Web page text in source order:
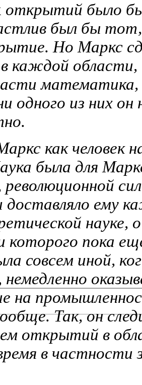
открытий было
был бы тот,
Но Маркс
каждой области,
математика,
одного из них он
как человек
была для
доставляло ему
науке,
которого пока
совсем иной,
на
Так, он
открытий в
в